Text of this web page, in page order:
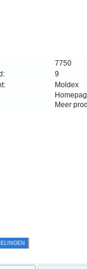
7750
9
Moldex
Meer